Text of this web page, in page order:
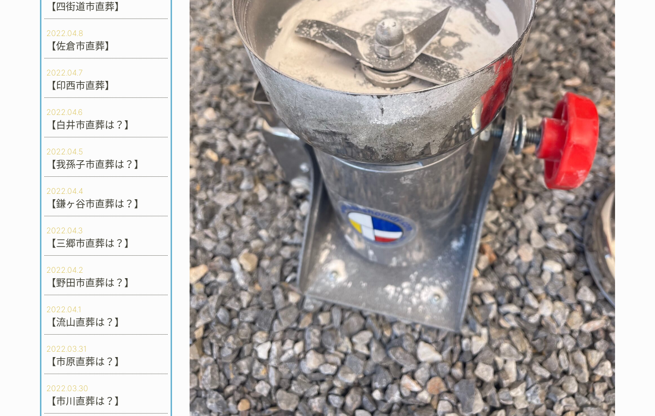
【四街道市直葬】
2022.04.8
【佐倉市直葬】
2022.04.7
【印西市直葬】
2022.04.6
【白井市直葬は？】
2022.04.5
【我孫子市直葬は？】
2022.04.4
【鎌ヶ谷市直葬は？】
2022.04.3
【三郷市直葬は？】
2022.04.2
【野田市直葬は？】
2022.04.1
【流山直葬は？】
2022.03.31
【市原直葬は？】
2022.03.30
【市川直葬は？】